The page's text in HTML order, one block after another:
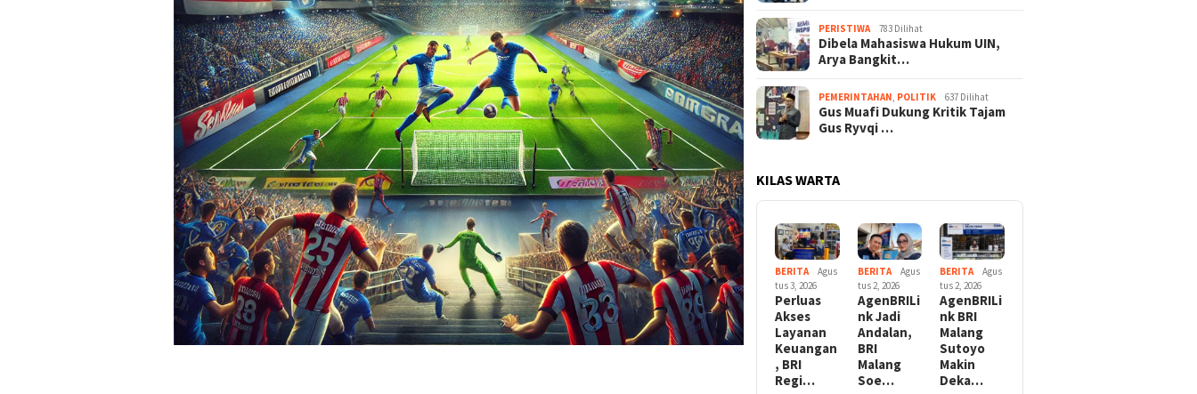
PERISTIWA 783 Dilihat
Dibela Mahasiswa Hukum UIN,
Arya Bangkit…
PEMERINTAHAN, POLITIK 637 Dilihat
Gus Muafi Dukung Kritik Tajam
Gus Ryvqi …
KILAS WARTA
BERITA
Agus
tus 3, 2026
Perluas
Akses
Layanan
Keuangan
, BRI
Regi…
BERITA
Agus
tus 2, 2026
AgenBRILi
nk Jadi
Andalan,
BRI
Malang
Soe…
BERITA
Agus
tus 2, 2026
AgenBRILi
nk BRI
Malang
Sutoyo
Makin
Deka…